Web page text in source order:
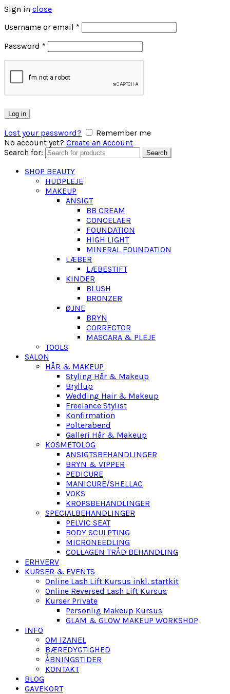
Sign in close
Username or email *
Password *
Log in
Lost your password?
Remember me
No account yet? Create an Account
Search for:
Search
SHOP BEAUTY
HUDPLEJE
MAKEUP
ANSIGT
BB CREAM
CONCELAER
FOUNDATION
HIGH LIGHT
MINERAL FOUNDATION
LÆBER
LÆBESTIFT
KINDER
BLUSH
BRONZER
ØJNE
BRYN
CORRECTOR
MASCARA & PLEJE
TOOLS
SALON
HÅR & MAKEUP
Styling Hår & Makeup
Bryllup
Wedding Hair & Makeup
Freelance Stylist
Konfirmation
Polterabend
Galleri Hår & Makeup
KOSMETOLOG
ANSIGTSBEHANDLINGER
BRYN & VIPPER
PEDICURE
MANICURE/SHELLAC
VOKS
KROPSBEHANDLINGER
SPECIALBEHANDLINGER
PELVIC SEAT
BODY SCULPTING
MICRONEEDLING
COLLAGEN TRÅD BEHANDLING
ERHVERV
KURSER & EVENTS
Online Lash Lift Kursus inkl. startkit
Online Reversed Lash Lift Kursus
Kurser Private
Personlig Makeup Kursus
GLAM & GLOW MAKEUP WORKSHOP
INFO
OM IZANEL
BÆREDYGTIGHED
ÅBNINGSTIDER
KONTAKT
BLOG
GAVEKORT